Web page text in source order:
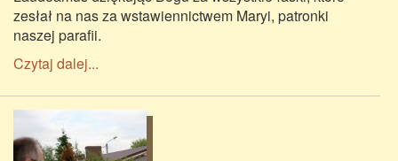
zesłał na nas za wstawiennictwem Maryi, patronki
naszej parafii.
Czytaj dalej...